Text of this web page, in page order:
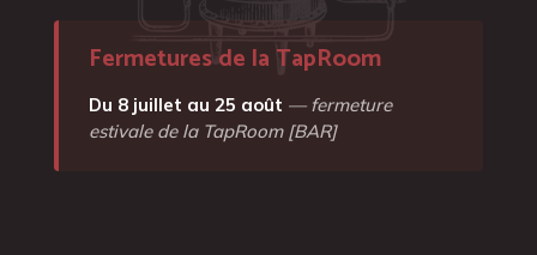
Fermetures de la TapRoom
Du 8 juillet au 25 août — fermeture
estivale de la TapRoom [BAR]